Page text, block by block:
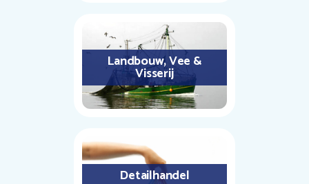
Landbouw, Vee &
Visserij
Detailhandel